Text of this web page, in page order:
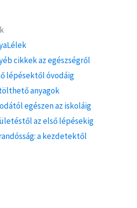
cikkek az egészségről
lépésektől óvodáig
anyagok
egészen az iskoláig
az első lépésekig
a kezdetektől